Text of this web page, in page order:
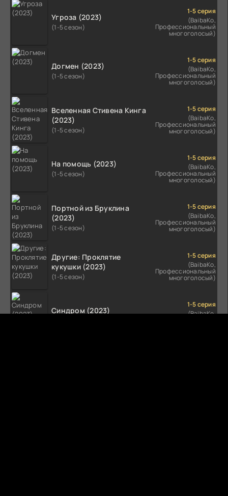
Угроза (2023)
(1-5 сезон)
1-5 серия
(BaibaKo,
Профессиональный
многоголосый)
Догмен (2023)
(1-5 сезон)
1-5 серия
(BaibaKo,
Профессиональный
многоголосый)
Вселенная Стивена Кинга
(2023)
(1-5 сезон)
1-5 серия
(BaibaKo,
Профессиональный
многоголосый)
На помощь (2023)
(1-5 сезон)
1-5 серия
(BaibaKo,
Профессиональный
многоголосый)
Портной из Бруклина
(2023)
(1-5 сезон)
1-5 серия
(BaibaKo,
Профессиональный
многоголосый)
Другие: Проклятие
кукушки (2023)
(1-5 сезон)
1-5 серия
(BaibaKo,
Профессиональный
многоголосый)
Синдром (2023)
1-5 серия
(BaibaKo,